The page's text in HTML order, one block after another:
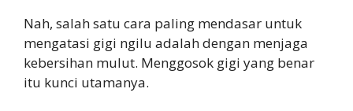
Nah, salah satu cara paling mendasar untuk
mengatasi gigi ngilu adalah dengan menjaga
kebersihan mulut. Menggosok gigi yang benar
itu kunci utamanya.